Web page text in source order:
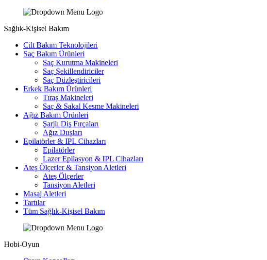
Sağlık-Kişisel Bakım
Cilt Bakım Teknolojileri
Saç Bakım Ürünleri
Saç Kurutma Makineleri
Saç Şekillendiriciler
Saç Düzleştiricileri
Erkek Bakım Ürünleri
Tıraş Makineleri
Saç & Sakal Kesme Makineleri
Ağız Bakım Ürünleri
Şarjlı Diş Fırçaları
Ağız Duşları
Epilatörler & IPL Cihazları
Epilatörler
Lazer Epilasyon & IPL Cihazları
Ateş Ölçerler & Tansiyon Aletleri
Ateş Ölçerler
Tansiyon Aletleri
Masaj Aletleri
Tartılar
Tüm Sağlık-Kişisel Bakım
Hobi-Oyun